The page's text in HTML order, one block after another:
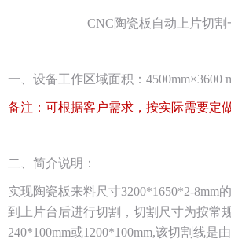
CNC陶瓷板自动上片切割
一、设备工作区域面积：4500mm×3600
备注：可根据客户需求，按实际需要定
二、简介说明：
实现陶瓷板来料尺寸3200*1650*2-8mm
到上片台后进行切割，切割尺寸为按常
240*100mm或1200*100mm,该切割线是